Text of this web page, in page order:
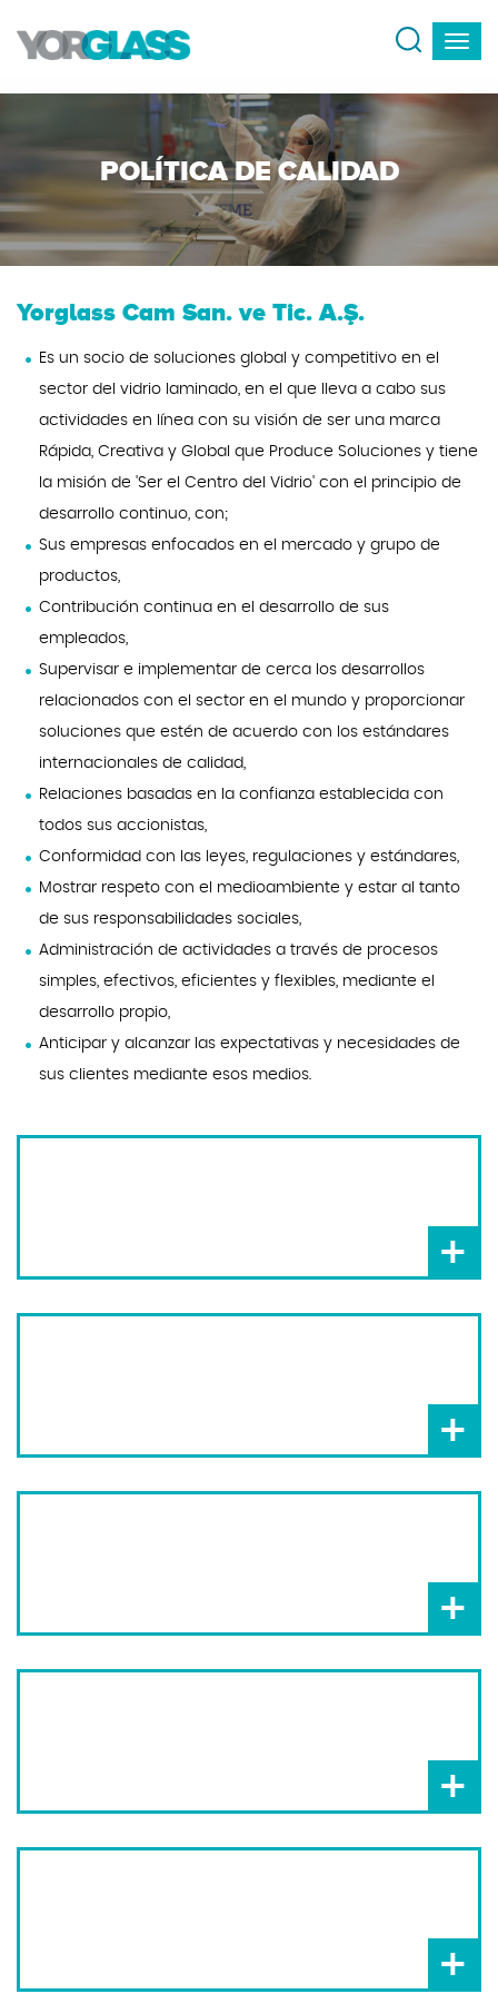
POLÍTICA DE CALIDAD
Yorglass Cam San. ve Tic. A.Ş.
Es un socio de soluciones global y competitivo en el
sector del vidrio laminado, en el que lleva a cabo sus
actividades en línea con su visión de ser una marca
Rápida, Creativa y Global que Produce Soluciones y tiene
la misión de 'Ser el Centro del Vidrio' con el principio de
desarrollo continuo, con;
Sus empresas enfocados en el mercado y grupo de
productos,
Contribución continua en el desarrollo de sus
empleados,
Supervisar e implementar de cerca los desarrollos
relacionados con el sector en el mundo y proporcionar
soluciones que estén de acuerdo con los estándares
internacionales de calidad,
Relaciones basadas en la confianza establecida con
todos sus accionistas,
Conformidad con las leyes, regulaciones y estándares,
Mostrar respeto con el medioambiente y estar al tanto
de sus responsabilidades sociales,
Administración de actividades a través de procesos
simples, efectivos, eficientes y flexibles, mediante el
desarrollo propio,
Anticipar y alcanzar las expectativas y necesidades de
sus clientes mediante esos medios.
+
+
+
+
+